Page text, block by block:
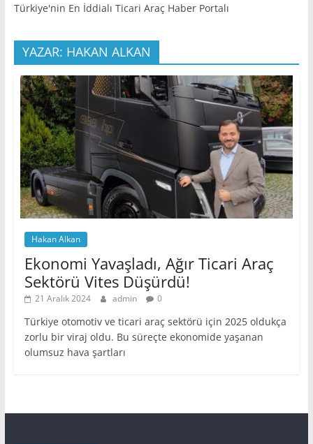
Türkiye'nin En İddialı Ticari Araç Haber Portalı
YAZAR: HAKAN ALKAN
Hakan Alkan
Ekonomi Yavaşladı, Ağır Ticari Araç
Sektörü Vites Düşürdü!
21 Aralık 2024 admin 0
Türkiye otomotiv ve ticari araç sektörü için 2025 oldukça
zorlu bir viraj oldu. Bu süreçte ekonomide yaşanan
olumsuz hava şartları